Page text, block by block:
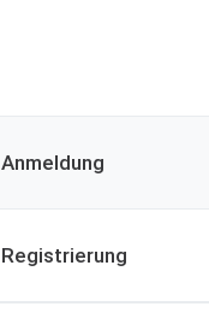
Anmeldung
Registrierung